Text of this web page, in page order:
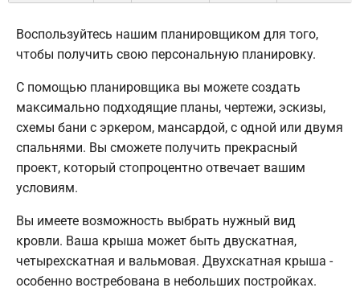
Воспользуйтесь нашим планировщиком для того,
чтобы получить свою персональную планировку.
С помощью планировщика вы можете создать
максимально подходящие планы, чертежи, эскизы,
схемы бани с эркером, мансардой, с одной или двумя
спальнями. Вы сможете получить прекрасный
проект, который стопроцентно отвечает вашим
условиям.
Вы имеете возможность выбрать нужный вид
кровли. Ваша крыша может быть двускатная,
четырехскатная и вальмовая. Двухскатная крыша -
особенно востребована в небольших постройках.